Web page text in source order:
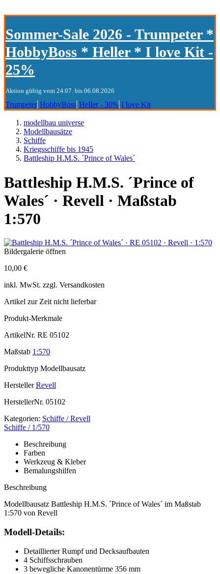
Sommer-Sale 2026 - Trumpeter *
HobbyBoss * Heller * I love Kit -
25%
Aktion gültig vom 24.07. bis 06.08.2026
Trumpeter HobbyBoss Heller - 30% I love Kit
modellbau universe
Modellbausätze
Schiffe
Kriegsschiffe bis 1945
Battleship H.M.S. ´Prince of Wales´
Battleship H.M.S. ´Prince of
Wales´ · Revell · Maßstab
1:570
Bildergalerie öffnen
10,00 €
inkl. MwSt. zzgl. Versandkosten
Artikel zur Zeit nicht lieferbar
Produkt-Merkmale
ArtikelNr. RE 05102
Maßstab 1:570
Produkttyp Modellbausatz
Hersteller Revell
HerstellerNr. 05102
Kategorien: Schiffe / Revell
Schiffe / 1/570
Beschreibung
Farben
Werkzeug & Kleber
Bemalungshilfen
Beschreibung
Modellbausatz Battleship H.M.S. ´Prince of Wales´ im Maßstab
1:570 von Revell
Modell-Details:
Detaillierter Rumpf und Decksaufbauten
4 Schiffsschrauben
3 bewegliche Kanonentürme 356 mm